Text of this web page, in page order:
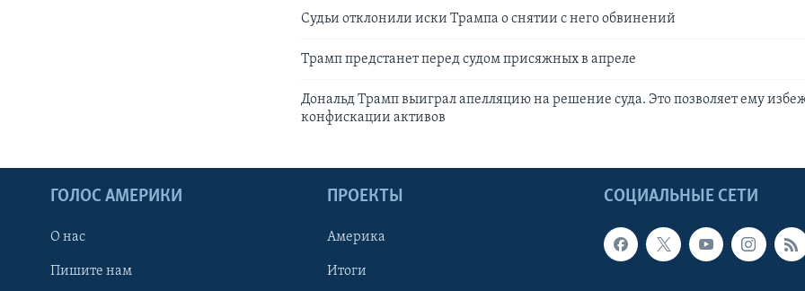
Судьи отклонили иски Трампа о снятии с него обвинений
Трамп предстанет перед судом присяжных в апреле
Дональд Трамп выиграл апелляцию на решение суда. Это позволяет ему
конфискации активов
СОЦИАЛЬНЫЕ СЕТИ
ГОЛОС АМЕРИКИ
О нас
Пишите нам
ПРОЕКТЫ
Америка
Итоги